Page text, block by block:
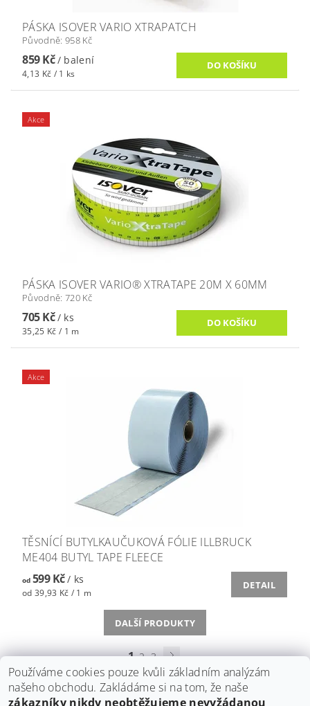
PÁSKA ISOVER VARIO XTRAPATCH
Původně: 958 Kč
859 Kč/ balení
4,13 Kč / 1 ks
Akce
PÁSKA ISOVER VARIO® XTRATAPE 20M X 60MM
Původně: 720 Kč
705 Kč/ ks
35,25 Kč / 1 m
Akce
TĚSNÍCÍ BUTYLKAUČUKOVÁ FÓLIE ILLBRUCK
ME404 BUTYL TAPE FLEECE
od599 Kč/ ks
od 39,93 Kč / 1 m
DETAIL
DALŠÍ PRODUKTY
1 2 3
Používáme cookies pouze kvůli základním analýzám
našeho obchodu. Zakládáme si na tom, že naše
zákazníky nikdy neobtěžujeme nevyžádanou